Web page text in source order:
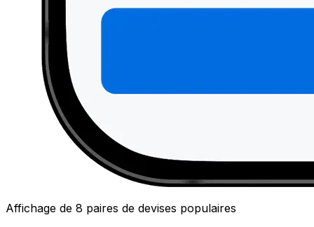
Affichage de 8 paires de devises populaires